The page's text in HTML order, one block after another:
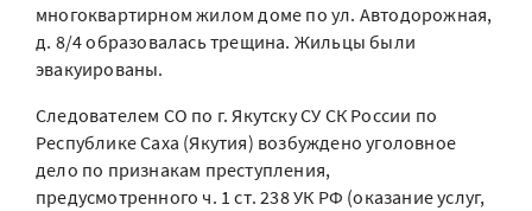
многоквартирном жилом доме по ул. Автодорожная,
д. 8/4 образовалась трещина. Жильцы были
эвакуированы.
Следователем СО по г. Якутску СУ СК России по
Республике Саха (Якутия) возбуждено уголовное
дело по признакам преступления,
предусмотренного ч. 1 ст. 238 УК РФ (оказание услуг,